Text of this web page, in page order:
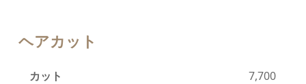
ヘアカット
カット 7,700